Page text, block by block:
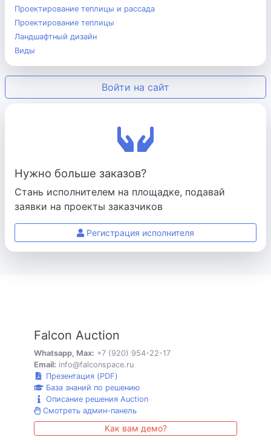
Проектирование теплицы и рассада
Проектирование теплицы
Ландшафтный дизайн
Виды
Войти на сайт
Нужно больше заказов?
Стань исполнителем на площадке, подавай
заявки на проекты заказчиков
Регистрация исполнителя
Falcon Auction
Whatsapp, Max: +7 (920) 954-22-17
Email: info@falconspace.ru
Презентация (PDF)
База знаний по решению
Описание решения Auction
Смотреть админ-панель
Как вам демо?